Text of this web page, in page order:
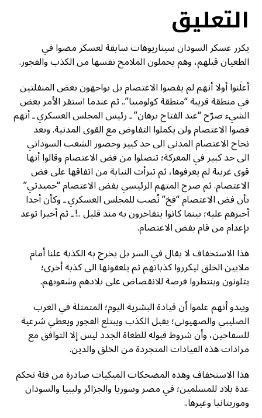
التعليق
يكرر عسكر السودان سيناريوهات سابقة لعسكر مضوا في
الطغيان قبلهم، وهم يحملون الملامح نفسها من الكذب والفجور.
أعلَنوا أولا أنهم لم يفضوا الاعتصام بل يواجهون بعض المنفلتين
في منطقة قريبة “منطقة كولومبيا”.. ثم عندما استقر الأمر بعض
الشيء صرّح “عبد الفتاح برهان” ـ رئيس المجلس العسكري ـ أنهم
فضوا الاعتصام ولن يكملوا التفاوض مع القوى المدنية. وبعد
نجاح الاعتصام المدني الى حد كبير وحضور الشعب السوداني
الى حد كبير في المعركة؛ تنصلوا من فض الاعتصام وقالوا أنها
قوى غريبة لم يعرفوها، ثم تبرأت النيابة من اتفاقها على فض
الاعتصام. ثم صرح المتهم الرئيسي بفض الاعتصام “حميدتي”
بأن فض الاعتصام “فخ” نُصب للمجلس العسكري ـ وكأن أحدا
أجبرهم عليه؛ بينما كانوا يتفاخرون به منذ قليل ..! ـ ثم أخيرا توعد
بإعدام من قام بفض الاعتصام.
هذا الاستخفاف لا يقال في السر بل يخرج به الكذبة علنا أمام
ملايين الخلق ليكرروا كذباتهم ثم يلعقونها الى كذبة أخرى؛
يتلونون وينتظروا فرصة للانقضاض على بلادهم وشعوبهم.
ويبدو أنهم علموا أن قيادة البشرية اليوم؛ المتمثلة في الغرب
الصليبي والصهيوني؛ يقبل الكذب ويبتلع الفجور ويعطي شرعية
للسفاحين، وأن شروط قبوله للطغاة الجدد ليس إلا التوافق مع
مرادات هذه القيادات المتجردة من الخلق والدين.
هذا الاستخفاف وهذه المضحكات المبكيات صادرة من فئة تحكم
عدة بلاد للمسلمين؛ في مصر وسوريا والجزائر وليبيا والسودان
وموريتانيا وغيرها..